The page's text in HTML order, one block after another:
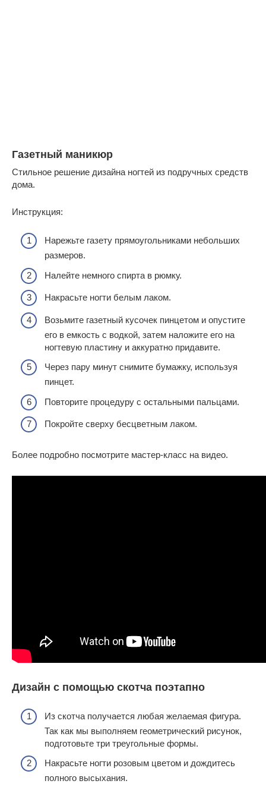
Газетный маникюр
Стильное решение дизайна ногтей из подручных средств
дома.
Инструкция:
Нарежьте газету прямоугольниками небольших
размеров.
Налейте немного спирта в рюмку.
Накрасьте ногти белым лаком.
Возьмите газетный кусочек пинцетом и опустите
его в емкость с водкой, затем наложите его на
ногтевую пластину и аккуратно придавите.
Через пару минут снимите бумажку, используя
пинцет.
Повторите процедуру с остальными пальцами.
Покройте сверху бесцветным лаком.
Более подробно посмотрите мастер-класс на видео.
Дизайн с помощью скотча поэтапно
Из скотча получается любая желаемая фигура.
Так как мы выполняем геометрический рисунок,
подготовьте три треугольные формы.
Накрасьте ногти розовым цветом и дождитесь
полного высыхания.